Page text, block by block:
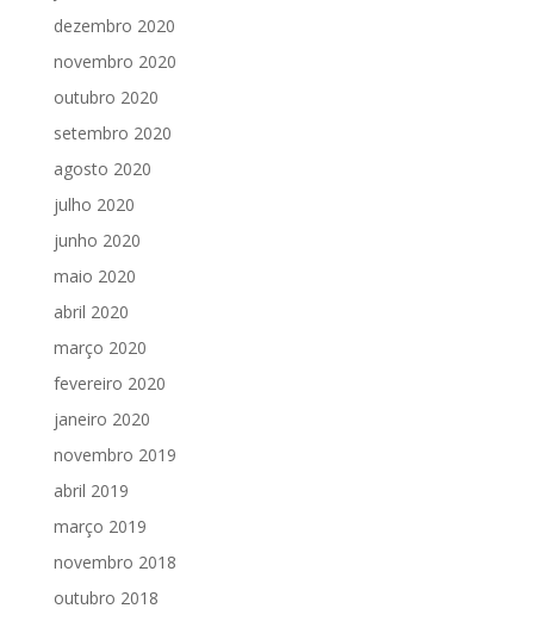
dezembro 2020
novembro 2020
outubro 2020
setembro 2020
agosto 2020
julho 2020
junho 2020
maio 2020
abril 2020
março 2020
fevereiro 2020
janeiro 2020
novembro 2019
abril 2019
março 2019
novembro 2018
outubro 2018